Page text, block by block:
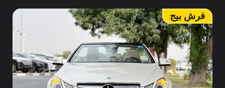
فرش بيج